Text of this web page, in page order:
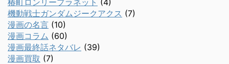
椿町ロンリープラネット (4)
機動戦士ガンダムジークアクス (7)
漫画の名言 (10)
漫画コラム (60)
漫画最終話ネタバレ (39)
漫画買取 (7)